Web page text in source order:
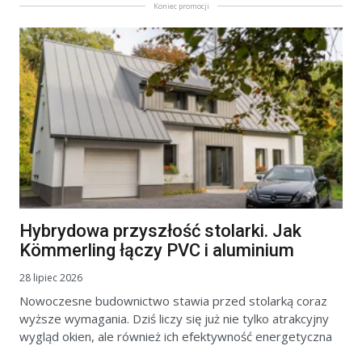
Koniec promocji
Hybrydowa przyszłość stolarki. Jak
Kömmerling łączy PVC i aluminium
28 lipiec 2026
Nowoczesne budownictwo stawia przed stolarką coraz
wyższe wymagania. Dziś liczy się już nie tylko atrakcyjny
wygląd okien, ale również ich efektywność energetyczna